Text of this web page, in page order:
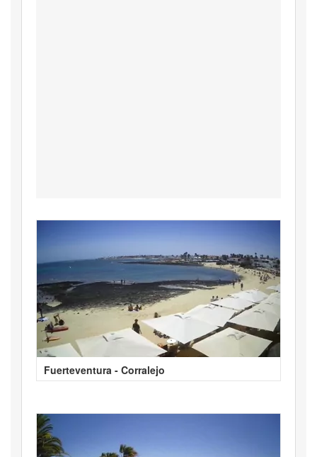
Fuerteventura - Corralejo